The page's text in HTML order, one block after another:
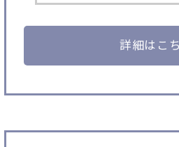
詳細はこ